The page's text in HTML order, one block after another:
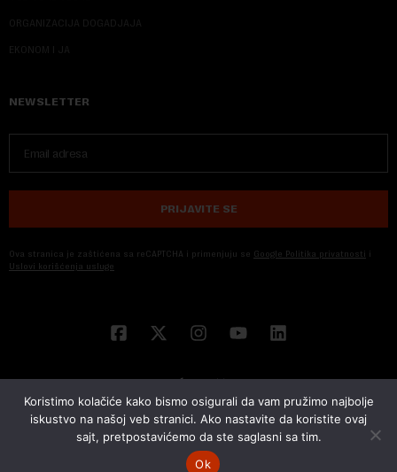
ORGANIZACIJA DOGADJAJA
EKONOM I JA
NEWSLETTER
PRIJAVITE SE
Ova stranica je zaštićena sa reCAPTCHA i primenjuju se Google Politika privatnosti i
Uslovi korišćenja usluge
© 2026 NOVA EKONOMIJA | SVA PRAVA ZADŽANA | DEVELOPED BY
Koristimo kolačiće kako bismo osigurali da vam pružimo najbolje
iskustvo na našoj veb stranici. Ako nastavite da koristite ovaj
sajt, pretpostavićemo da ste saglasni sa tim.
Ok